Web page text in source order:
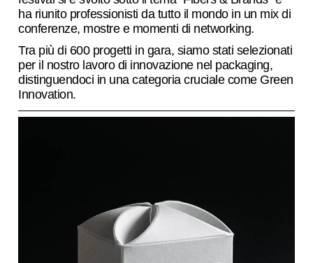
ha riunito professionisti da tutto il mondo in un mix di
conferenze, mostre e momenti di networking.
Tra più di 600 progetti in gara, siamo stati selezionati
per il nostro lavoro di innovazione nel packaging,
distinguendoci in una categoria cruciale come Green
Innovation.